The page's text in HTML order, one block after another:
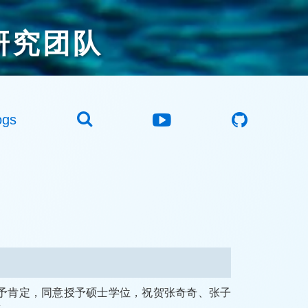
究团队
定，同意授予硕士学位，祝贺张奇奇、张子